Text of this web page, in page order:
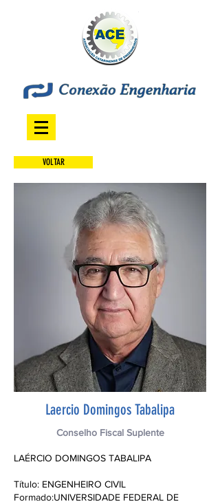
VOLTAR
Laercio Domingos Tabalipa
Conselho Fiscal Suplente
LAÉRCIO DOMINGOS TABALIPA
Título: ENGENHEIRO CIVIL
Formado:UNIVERSIDADE FEDERAL DE